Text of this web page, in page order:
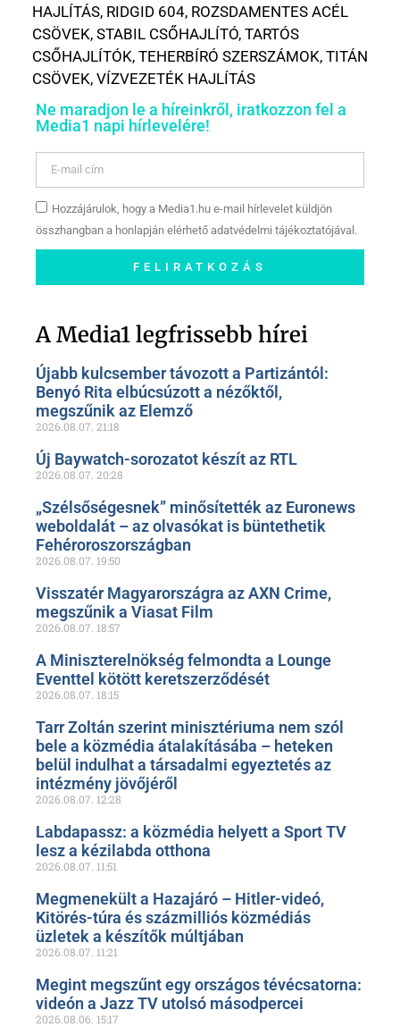
HAJLÍTÁS, RIDGID 604, ROZSDAMENTES ACÉL
CSÖVEK, STABIL CSŐHAJLÍTÓ, TARTÓS
CSŐHAJLÍTÓK, TEHERBÍRÓ SZERSZÁMOK, TITÁN
CSÖVEK, VÍZVEZETÉK HAJLÍTÁS
Ne maradjon le a híreinkről, iratkozzon fel a
Media1 napi hírlevelére!
Hozzájárulok, hogy a Media1.hu e-mail hírlevelet küldjön
összhangban a honlapján elérhető adatvédelmi tájékoztatójával.
FELIRATKOZÁS
oldalunkon!
A Media1 legfrissebb hírei
Újabb kulcsember távozott a Partizántól:
Benyó Rita elbúcsúzott a nézőktől,
megszűnik az Elemző
2026.08.07. 21:18
Új Baywatch-sorozatot készít az RTL
2026.08.07. 20:28
„Szélsőségesnek” minősítették az Euronews
weboldalát – az olvasókat is büntethetik
Fehéroroszországban
2026.08.07. 19:50
Visszatér Magyarországra az AXN Crime,
megszűnik a Viasat Film
2026.08.07. 18:57
A Miniszterelnökség felmondta a Lounge
Eventtel kötött keretszerződését
2026.08.07. 18:15
Tarr Zoltán szerint minisztériuma nem szól
bele a közmédia átalakításába – heteken
belül indulhat a társadalmi egyeztetés az
intézmény jövőjéről
2026.08.07. 12:28
Labdapassz: a közmédia helyett a Sport TV
lesz a kézilabda otthona
2026.08.07. 11:51
Megmenekült a Hazajáró – Hitler-videó,
Kitörés-túra és százmilliós közmédiás
üzletek a készítők múltjában
2026.08.07. 11:21
Megint megszűnt egy országos tévécsatorna:
videón a Jazz TV utolsó másodpercei
2026.08.06. 15:17